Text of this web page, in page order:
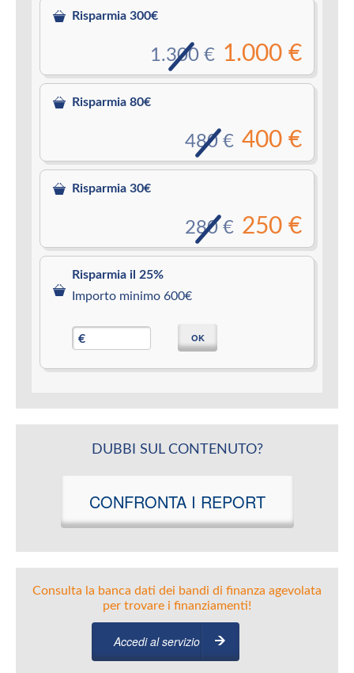
Risparmia 300€
1.000 €
1.300 €
Risparmia 80€
400 €
480 €
Risparmia 30€
250 €
280 €
Risparmia il 25%
Importo minimo 600€
€ OK
DUBBI SUL CONTENUTO?
CONFRONTA I REPORT
Consulta la banca dati dei bandi di finanza agevolata
per trovare i finanziamenti!
Accedi al servizio